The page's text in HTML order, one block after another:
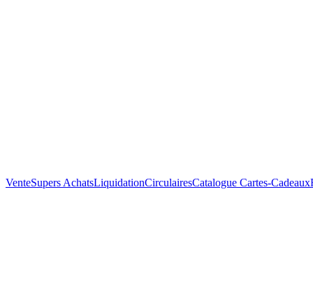
VenteSupers AchatsLiquidationCirculairesCatalogue Cartes-Cadeaux